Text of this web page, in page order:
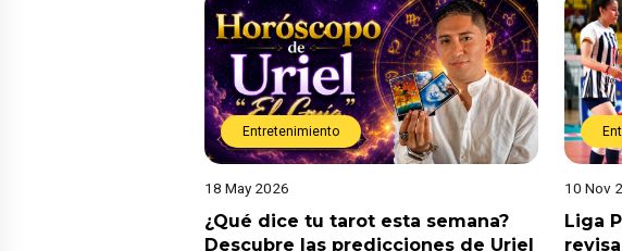
Entretenimiento
18 May 2026
¿Qué dice tu tarot esta semana?
Descubre las predicciones de Uriel
10 Nov
Liga